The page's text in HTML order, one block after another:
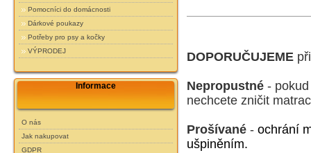
Pomocníci do domácnosti
Dárkové poukazy
Potřeby pro psy a kočky
VÝPRODEJ
Informace
O nás
Jak nakupovat
GDPR
DOPORUČUJEME
Nepropustné -
nechcete zničit
Prošívané- ochrání
ušpiněním.